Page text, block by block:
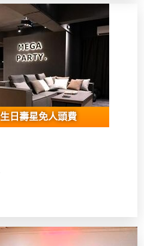
日壽星免人頭費